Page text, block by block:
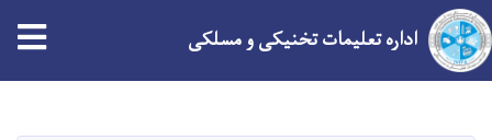
اداره تعلیمات تخنیکی و مسلکی